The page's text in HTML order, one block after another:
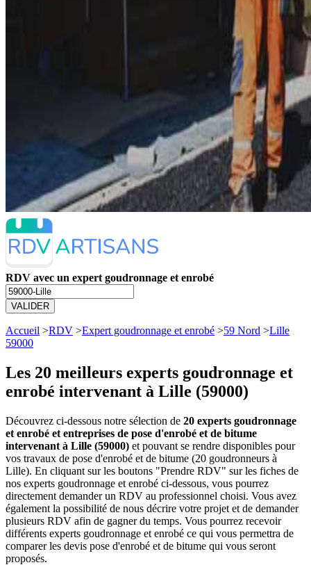
RDV avec un expert goudronnage et enrobé
VALIDER
Accueil >RDV >Expert goudronnage et enrobé >59 Nord >Lille
59000
Les 20 meilleurs experts goudronnage et
enrobé intervenant à Lille (59000)
Découvrez ci-dessous notre sélection de 20 experts goudronnage
et enrobé et entreprises de pose d'enrobé et de bitume
intervenant à Lille (59000) et pouvant se rendre disponibles pour
vos travaux de pose d'enrobé et de bitume (20 goudronneurs à
Lille). En cliquant sur les boutons "Prendre RDV" sur les fiches de
nos experts goudronnage et enrobé ci-dessous, vous pourrez
directement demander un RDV au professionnel choisi. Vous avez
également la possibilité de nous décrire votre projet et de demander
plusieurs RDV afin de gagner du temps. Vous pourrez recevoir
différents experts goudronnage et enrobé ce qui vous permettra de
comparer les devis pose d'enrobé et de bitume qui vous seront
proposés.